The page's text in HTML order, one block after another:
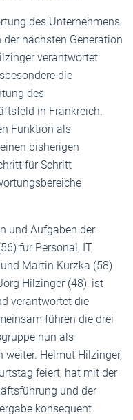
des Unternehmens
nächsten Generation
verantwortet
die
des
in Frankreich.
Funktion als
bisherigen
für Schritt
und Aufgaben der
für Personal, IT,
Martin Kurzka (58)
Hilzinger (48), ist
verantwortet die
führen die drei
nun als
weiter. Helmut Hilzinger,
feiert, hat mit der
und der
konsequent